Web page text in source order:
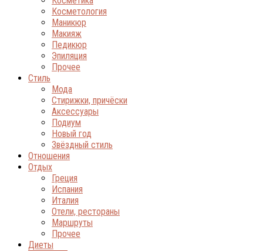
Косметология
Маникюр
Макияж
Педикюр
Эпиляция
Прочее
Стиль
Мода
Стирижки, причёски
Аксессуары
Подиум
Новый год
Звёздный стиль
Отношения
Отдых
Греция
Испания
Италия
Отели, рестораны
Маршруты
Прочее
Диеты